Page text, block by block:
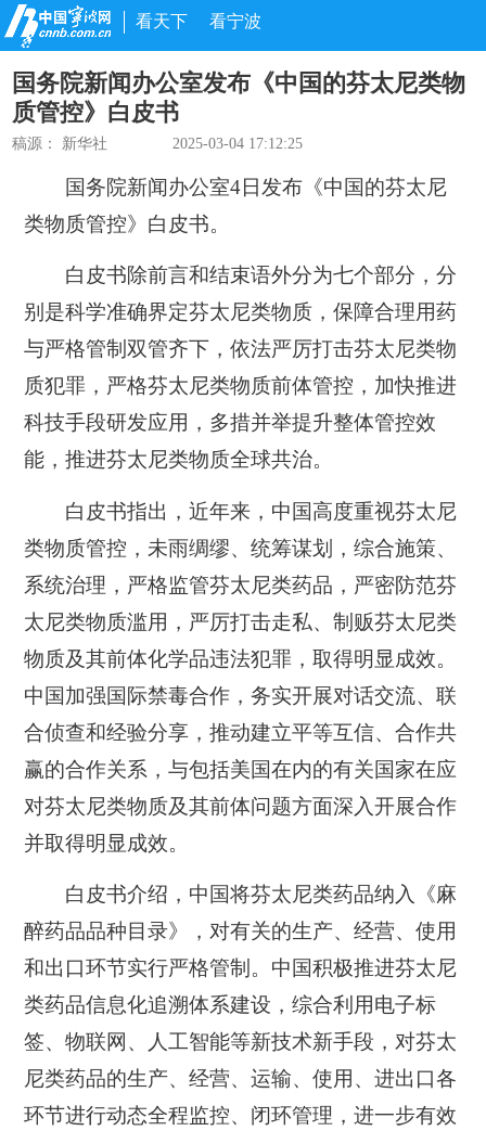
看天下 看宁波
国务院新闻办公室发布《中国的芬太尼类物
质管控》白皮书
稿源： 新华社 2025-03-04 17:12:25
国务院新闻办公室4日发布《中国的芬太尼
类物质管控》白皮书。
白皮书除前言和结束语外分为七个部分，分
别是科学准确界定芬太尼类物质，保障合理用药
与严格管制双管齐下，依法严厉打击芬太尼类物
质犯罪，严格芬太尼类物质前体管控，加快推进
科技手段研发应用，多措并举提升整体管控效
能，推进芬太尼类物质全球共治。
白皮书指出，近年来，中国高度重视芬太尼
类物质管控，未雨绸缪、统筹谋划，综合施策、
系统治理，严格监管芬太尼类药品，严密防范芬
太尼类物质滥用，严厉打击走私、制贩芬太尼类
物质及其前体化学品违法犯罪，取得明显成效。
中国加强国际禁毒合作，务实开展对话交流、联
合侦查和经验分享，推动建立平等互信、合作共
赢的合作关系，与包括美国在内的有关国家在应
对芬太尼类物质及其前体问题方面深入开展合作
并取得明显成效。
白皮书介绍，中国将芬太尼类药品纳入《麻
醉药品品种目录》，对有关的生产、经营、使用
和出口环节实行严格管制。中国积极推进芬太尼
类药品信息化追溯体系建设，综合利用电子标
签、物联网、人工智能等新技术新手段，对芬太
尼类药品的生产、经营、运输、使用、进出口各
环节进行动态全程监控、闭环管理，进一步有效